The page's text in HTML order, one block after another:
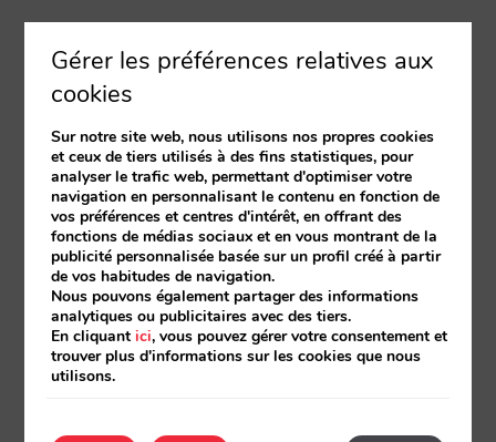
Gérer les préférences relatives aux
cookies
Sur notre site web, nous utilisons nos propres cookies
et ceux de tiers utilisés à des fins statistiques, pour
analyser le trafic web, permettant d'optimiser votre
navigation en personnalisant le contenu en fonction de
vos préférences et centres d'intérêt, en offrant des
fonctions de médias sociaux et en vous montrant de la
publicité personnalisée basée sur un profil créé à partir
de vos habitudes de navigation.
Nous pouvons également partager des informations
analytiques ou publicitaires avec des tiers.
En cliquantici, vous pouvez gérer votre consentement et
trouver plus d'informations sur les cookies que nous
utilisons.